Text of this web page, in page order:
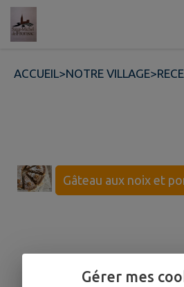
Contenu
ACCUEIL>NOTRE VILLAGE>
Gâteau aux noix
Gérer mes